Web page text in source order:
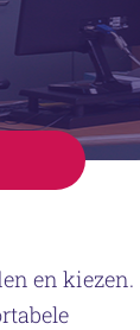
en kiezen.